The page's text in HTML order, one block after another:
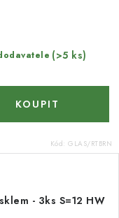
(>5 ks)
Kód: GLAS/RTBRN
- 3ks S=12 HW